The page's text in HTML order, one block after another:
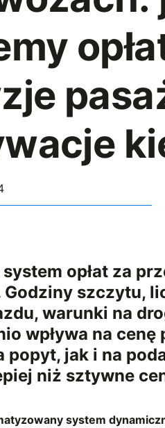
opłat za
szczytu,
warunki na
wpływa na
popyt, jak i na
niż sztywne
system